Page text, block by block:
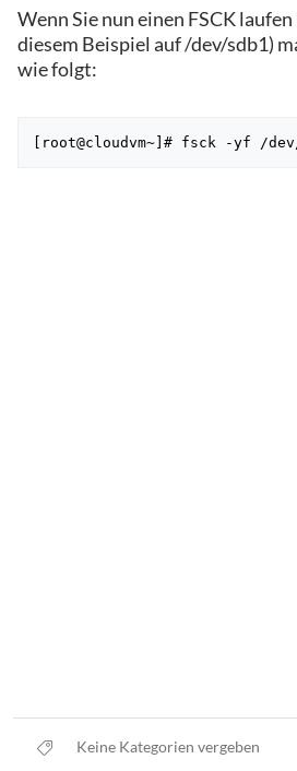
Wenn Sie nun einen FSCK
diesem Beispiel auf /dev/sdb1)
wie folgt:
[root@cloudvm~]# fsck -yf /
Keine Kategorien vergeben